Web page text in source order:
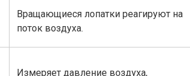
Вращающиеся лопатки реагируют на
поток воздуха.
Измеряет давление воздуха,